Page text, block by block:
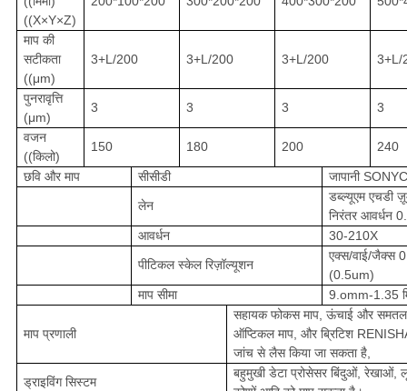
((X×Y×Z)
माप की
सटीकता
((μm)
3+L/200 3+L/200 3+L/200 3+L/
पुनरावृत्ति
(μm)
3 3 3 3
वजन
((किलो)
150 180 200 240
छवि और माप सीसीडी
जापानी
लेन
डब्ल्यूएम एचडी
निरंतर आवर्धन
आवर्धन
30-210X
पीटिकल स्केल रिज़ॉल्यूशन
एक्स/वाई/जैक्स
(0.5um)
माप सीमा
9.omm-1.35
माप प्रणाली
सहायक फोकस माप, ऊंचाई और
ऑप्टिकल माप, और ब्रिटिश
जांच से लैस किया जा सकता है,
ड्राइविंग सिस्टम
बहुमुखी डेटा प्रोसेसर बिंदुओं, रेखाओं,